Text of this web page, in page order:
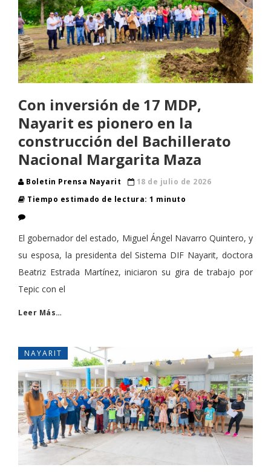
Con inversión de 17 MDP,
Nayarit es pionero en la
construcción del Bachillerato
Nacional Margarita Maza
Boletin Prensa Nayarit
18 de julio de 2026
Tiempo estimado de lectura: 1 minuto
El gobernador del estado, Miguel Ángel Navarro Quintero, y
su esposa, la presidenta del Sistema DIF Nayarit, doctora
Beatriz Estrada Martínez, iniciaron su gira de trabajo por
Tepic con el
Leer Más…
NAYARIT